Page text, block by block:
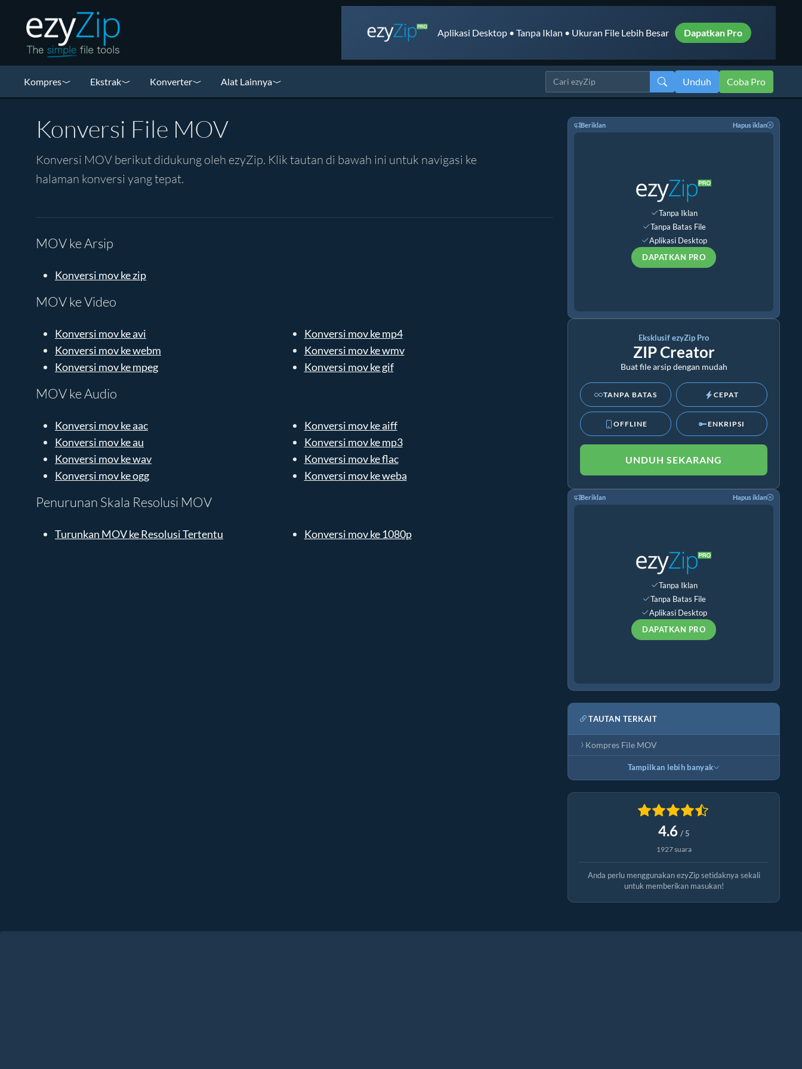
Aplikasi Desktop • Tanpa Iklan • Ukuran File Lebih Besar Dapatkan Pro
Kompres Ekstrak Konverter Alat Lainnya Unduh Coba Pro
Konversi File MOV
Konversi MOV berikut didukung oleh ezyZip. Klik tautan di bawah ini untuk navigasi ke
halaman konversi yang tepat.
MOV ke Arsip
Konversi mov ke zip
MOV ke Video
Konversi mov ke avi
Konversi mov ke mp4
Konversi mov ke webm
Konversi mov ke wmv
Konversi mov ke mpeg
Konversi mov ke gif
MOV ke Audio
Konversi mov ke aac
Konversi mov ke aiff
Konversi mov ke au
Konversi mov ke mp3
Konversi mov ke wav
Konversi mov ke flac
Konversi mov ke ogg
Konversi mov ke weba
Penurunan Skala Resolusi MOV
Turunkan MOV ke Resolusi Tertentu Konversi mov ke 1080p
Beriklan Hapus iklan
Tanpa Iklan
Tanpa Batas File
Aplikasi Desktop
DAPATKAN PRO
Eksklusif ezyZip Pro
ZIP Creator
Buat file arsip dengan mudah
TANPA BATAS CEPAT
OFFLINE ENKRIPSI
UNDUH SEKARANG
Beriklan Hapus iklan
Tanpa Iklan
Tanpa Batas File
Aplikasi Desktop
DAPATKAN PRO
TAUTAN TERKAIT
Kompres File MOV
Tampilkan lebih banyak
4.6 / 5
1927 suara
Anda perlu menggunakan ezyZip setidaknya sekali
untuk memberikan masukan!